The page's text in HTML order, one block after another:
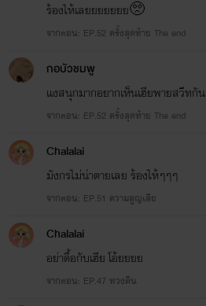
ร้องไห้เลยยยยยยย🥺
จากตอน: EP.52 ครั้งสุดท้าย The end
กอบัวชมพู
แงสนุกมากอยากเห็นเฮียพายสวีทกัน
จากตอน: EP.52 ครั้งสุดท้าย The end
Chalalai
มังกรไม่น่าตายเลย ร้องไห้ๆๆๆ
จากตอน: EP.51 ความสูญเสีย
Chalalai
อย่าดื้อกับเฮีย โอ้ยยยย
จากตอน: EP.47 ทวงคืน